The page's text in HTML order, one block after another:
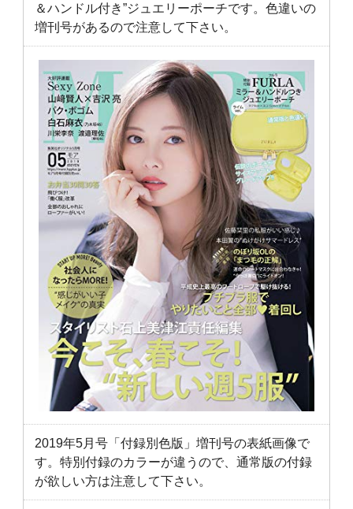
＆ハンドル付き”ジュエリーポーチです。色違いの
増刊号があるので注意して下さい。
2019年5月号「付録別色版」増刊号の表紙画像で
す。特別付録のカラーが違うので、通常版の付録
が欲しい方は注意して下さい。